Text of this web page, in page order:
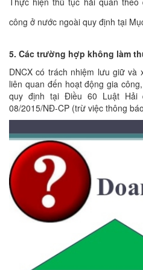
công ở nước ngoài quy định tại
5. Các trường hợp không làm
DNCX có trách nhiệm lưu giữ
liên quan đến hoạt động gia
quy định tại Điều 60 Luật Hải
08/2015/NĐ-CP (trừ việc thông